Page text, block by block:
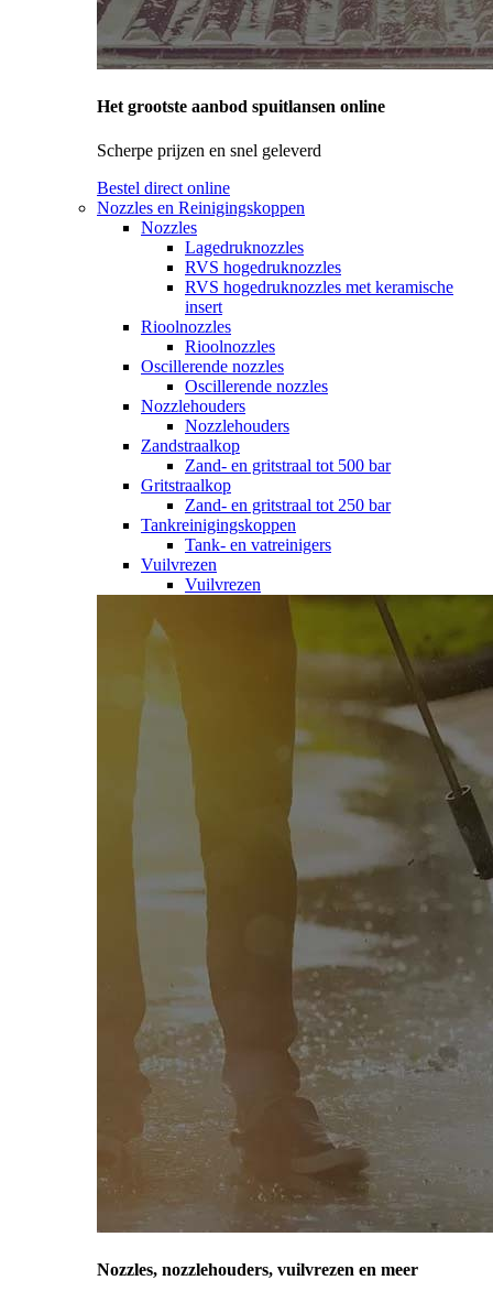
Het grootste aanbod spuitlansen online
Scherpe prijzen en snel geleverd
Bestel direct online
Nozzles en Reinigingskoppen
Nozzles
Lagedruknozzles
RVS hogedruknozzles
RVS hogedruknozzles met keramische
insert
Rioolnozzles
Rioolnozzles
Oscillerende nozzles
Oscillerende nozzles
Nozzlehouders
Nozzlehouders
Zandstraalkop
Zand- en gritstraal tot 500 bar
Gritstraalkop
Zand- en gritstraal tot 250 bar
Tankreinigingskoppen
Tank- en vatreinigers
Vuilvrezen
Vuilvrezen
Nozzles, nozzlehouders, vuilvrezen en meer